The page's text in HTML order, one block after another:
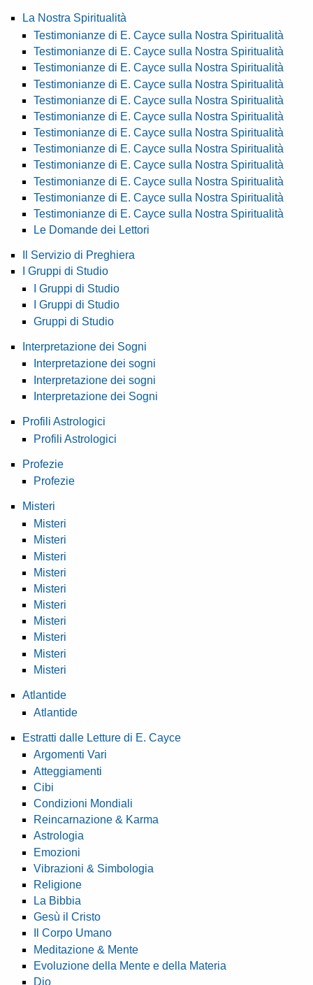
La Nostra Spiritualità
Testimonianze di E. Cayce sulla Nostra Spiritualità
Testimonianze di E. Cayce sulla Nostra Spiritualità
Testimonianze di E. Cayce sulla Nostra Spiritualità
Testimonianze di E. Cayce sulla Nostra Spiritualità
Testimonianze di E. Cayce sulla Nostra Spiritualità
Testimonianze di E. Cayce sulla Nostra Spiritualità
Testimonianze di E. Cayce sulla Nostra Spiritualità
Testimonianze di E. Cayce sulla Nostra Spiritualità
Testimonianze di E. Cayce sulla Nostra Spiritualità
Testimonianze di E. Cayce sulla Nostra Spiritualità
Testimonianze di E. Cayce sulla Nostra Spiritualità
Testimonianze di E. Cayce sulla Nostra Spiritualità
Le Domande dei Lettori
Il Servizio di Preghiera
I Gruppi di Studio
I Gruppi di Studio
I Gruppi di Studio
Gruppi di Studio
Interpretazione dei Sogni
Interpretazione dei sogni
Interpretazione dei sogni
Interpretazione dei Sogni
Profili Astrologici
Profili Astrologici
Profezie
Profezie
Misteri
Misteri
Misteri
Misteri
Misteri
Misteri
Misteri
Misteri
Misteri
Misteri
Misteri
Atlantide
Atlantide
Estratti dalle Letture di E. Cayce
Argomenti Vari
Atteggiamenti
Cibi
Condizioni Mondiali
Reincarnazione & Karma
Astrologia
Emozioni
Vibrazioni & Simbologia
Religione
La Bibbia
Gesù il Cristo
Il Corpo Umano
Meditazione & Mente
Evoluzione della Mente e della Materia
Dio